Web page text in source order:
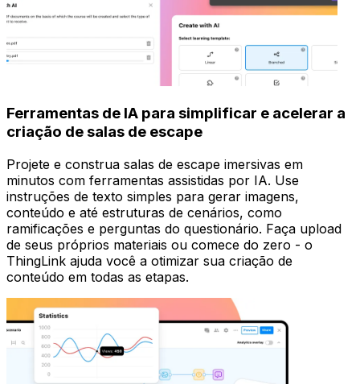
Ferramentas de IA para simplificar e acelerar a
criação de salas de escape
Projete e construa salas de escape imersivas em
minutos com ferramentas assistidas por IA. Use
instruções de texto simples para gerar imagens,
conteúdo e até estruturas de cenários, como
ramificações e perguntas do questionário. Faça upload
de seus próprios materiais ou comece do zero - o
ThingLink ajuda você a otimizar sua criação de
conteúdo em todas as etapas.